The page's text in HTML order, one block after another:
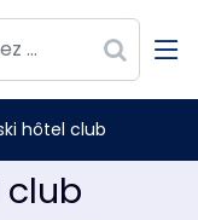
hôtel club